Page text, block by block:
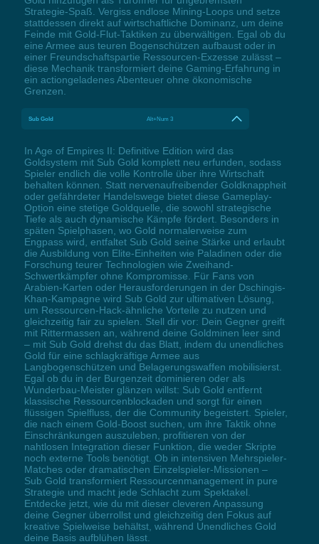
Strategie-Spaß. Vergiss endlose Mining-Loops und setze
stattdessen direkt auf wirtschaftliche Dominanz, um deine
Feinde mit Gold-Flut-Taktiken zu überwältigen. Egal ob du
eine Armee aus teuren Bogenschützen aufbaust oder in
einer Freundschaftspartie Ressourcen-Exzesse zulässt –
diese Mechanik transformiert deine Gaming-Erfahrung in
ein actiongeladenes Abenteuer ohne ökonomische
Grenzen.
Sub Gold Alt+Num 3
In Age of Empires II: Definitive Edition wird das
Goldsystem mit Sub Gold komplett neu erfunden, sodass
Spieler endlich die volle Kontrolle über ihre Wirtschaft
behalten können. Statt nervenaufreibender Goldknappheit
oder gefährdeter Handelswege bietet diese Gameplay-
Option eine stetige Goldquelle, die sowohl strategische
Tiefe als auch dynamische Kämpfe fördert. Besonders in
späten Spielphasen, wo Gold normalerweise zum
Engpass wird, entfaltet Sub Gold seine Stärke und erlaubt
die Ausbildung von Elite-Einheiten wie Paladinen oder die
Forschung teurer Technologien wie Zweihand-
Schwertkämpfer ohne Kompromisse. Für Fans von
Arabien-Karten oder Herausforderungen in der Dschingis-
Khan-Kampagne wird Sub Gold zur ultimativen Lösung,
um Ressourcen-Hack-ähnliche Vorteile zu nutzen und
gleichzeitig fair zu spielen. Stell dir vor: Dein Gegner greift
mit Rittermassen an, während deine Goldminen leer sind
– mit Sub Gold drehst du das Blatt, indem du unendliches
Gold für eine schlagkräftige Armee aus
Langbogenschützen und Belagerungswaffen mobilisierst.
Egal ob du in der Burgenzeit dominieren oder als
Wunderbau-Meister glänzen willst: Sub Gold entfernt
klassische Ressourcenblockaden und sorgt für einen
flüssigen Spielfluss, der die Community begeistert. Spieler,
die nach einem Gold-Boost suchen, um ihre Taktik ohne
Einschränkungen auszuleben, profitieren von der
nahtlosen Integration dieser Funktion, die weder Skripte
noch externe Tools benötigt. Ob in intensiven Mehrspieler-
Matches oder dramatischen Einzelspieler-Missionen –
Sub Gold transformiert Ressourcenmanagement in pure
Strategie und macht jede Schlacht zum Spektakel.
Entdecke jetzt, wie du mit dieser cleveren Anpassung
deine Gegner überrollst und gleichzeitig den Fokus auf
kreative Spielweise behältst, während Unendliches Gold
deine Basis aufblühen lässt.